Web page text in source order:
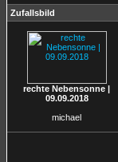
Zufallsbild
rechte Nebensonne |
09.09.2018
michael